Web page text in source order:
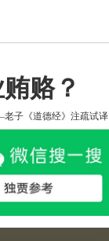
赂？
子《道德经》注疏试译